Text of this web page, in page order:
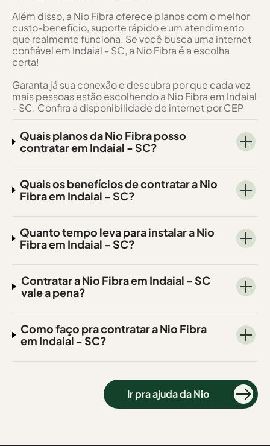
Além disso, a Nio Fibra oferece planos com o melhor
custo-benefício, suporte rápido e um atendimento
que realmente funciona. Se você busca uma internet
confiável em Indaial - SC, a Nio Fibra é a escolha
certa!
Garanta já sua conexão e descubra por que cada vez
mais pessoas estão escolhendo a Nio Fibra em Indaial
- SC. Confira a disponibilidade de internet por CEP
Quais planos da Nio Fibra posso
contratar em Indaial - SC?
Quais os benefícios de contratar a Nio
Fibra em Indaial - SC?
Quanto tempo leva para instalar a Nio
Fibra em Indaial - SC?
Contratar a Nio Fibra em Indaial - SC
vale a pena?
Como faço pra contratar a Nio Fibra
em Indaial - SC?
Ir pra ajuda da Nio